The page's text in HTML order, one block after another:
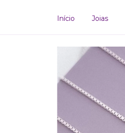
Início Joias